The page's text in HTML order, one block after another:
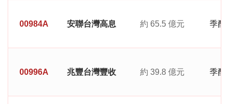
00984A 安聯台灣高息 約 65.5 億元 季配
00996A 兆豐台灣豐收 約 39.8 億元 季配